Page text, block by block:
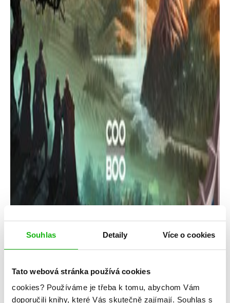
Souhlas Detaily Více o cookies
Tato webová stránka používá cookies
cookies? Používáme je třeba k tomu, abychom Vám
doporučili knihy, které Vás skutečně zajímají. Souhlas s
Arila: Poslední hvězda
Radek Starý